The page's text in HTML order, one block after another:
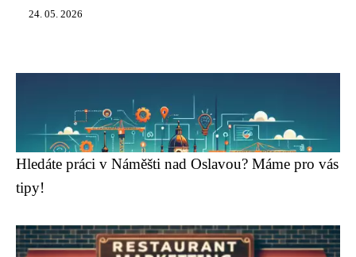
24. 05. 2026
Hledáte práci v Náměšti nad Oslavou? Máme pro vás
tipy!